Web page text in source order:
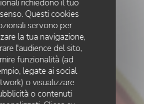
richiedono il tuo
Questi cookies
servono per
la tua navigazione,
l'audience del sito,
funzionalità (ad
legate ai social
o visualizzare
o contenuti
• PARIS
LE MISTRAL